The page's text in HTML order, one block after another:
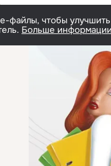
файлы, чтобы
Больше информации